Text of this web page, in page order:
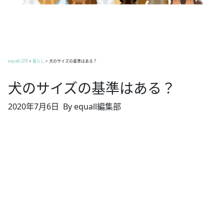
equall LIFE> 暮らし > 犬のサイズの基準はある？
犬のサイズの基準はある？
2020年7月6日 By equall編集部